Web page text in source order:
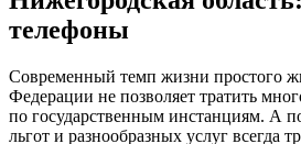
телефоны
Современный темп жизни простого
Федерации не позволяет тратить
по государственным инстанциям. А
льгот и разнообразных услуг всегда